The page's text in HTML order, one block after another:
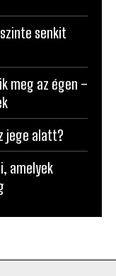
senkit
meg az égen –